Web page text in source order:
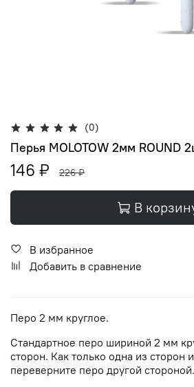
(0)
Перья MOLOTOW 2мм ROUND
146 ₽ 226 ₽
В
В избранное
Добавить в сравнение
Перо 2 мм круглое.
Стандартное перо шириной 2 мм
сторон. Как только одна из сторон
переверните перо другой стороной.